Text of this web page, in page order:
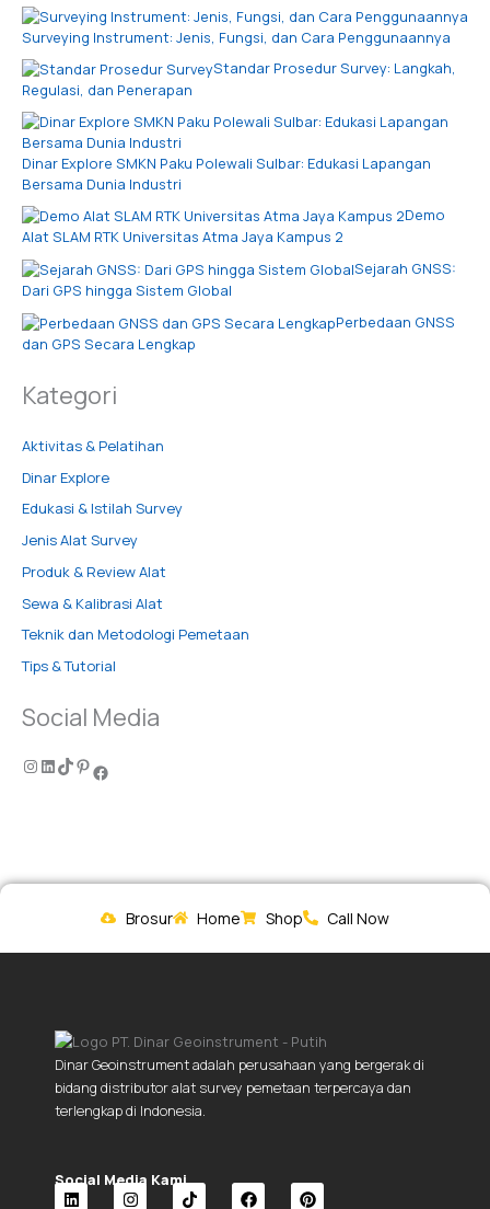
Surveying Instrument: Jenis, Fungsi, dan Cara Penggunaannya
Standar Prosedur Survey: Langkah,
Regulasi, dan Penerapan
Dinar Explore SMKN Paku Polewali Sulbar: Edukasi Lapangan
Bersama Dunia Industri
Demo
Alat SLAM RTK Universitas Atma Jaya Kampus 2
Sejarah GNSS:
Dari GPS hingga Sistem Global
Perbedaan GNSS
dan GPS Secara Lengkap
Kategori
Aktivitas & Pelatihan
Dinar Explore
Edukasi & Istilah Survey
Jenis Alat Survey
Produk & Review Alat
Sewa & Kalibrasi Alat
Teknik dan Metodologi Pemetaan
Tips & Tutorial
Social Media
Brosur Home Shop Call Now
Dinar Geoinstrument adalah perusahaan yang bergerak di
bidang distributor alat survey pemetaan terpercaya dan
terlengkap di Indonesia.
Social Media Kami.